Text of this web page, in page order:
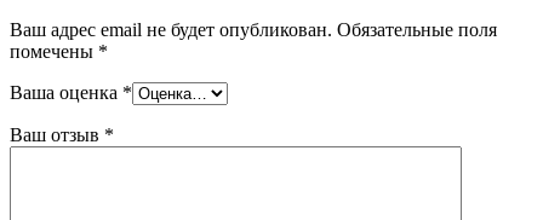
Ваш адрес email не будет опубликован. Обязательные поля
помечены *
Ваша оценка *
Ваш отзыв *